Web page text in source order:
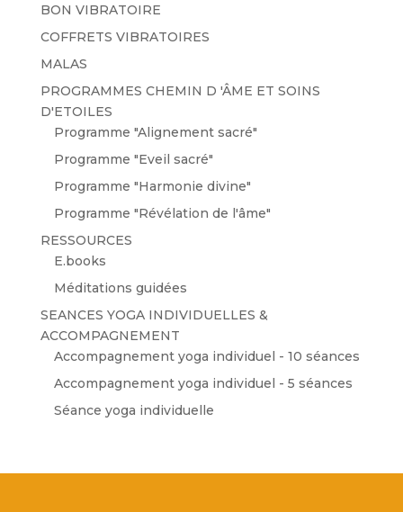
BON VIBRATOIRE
COFFRETS VIBRATOIRES
MALAS
PROGRAMMES CHEMIN D 'ÂME ET SOINS
D'ETOILES
Programme "Alignement sacré"
Programme "Eveil sacré"
Programme "Harmonie divine"
Programme "Révélation de l'âme"
RESSOURCES
E.books
Méditations guidées
SEANCES YOGA INDIVIDUELLES &
ACCOMPAGNEMENT
Accompagnement yoga individuel - 10 séances
Accompagnement yoga individuel - 5 séances
Séance yoga individuelle